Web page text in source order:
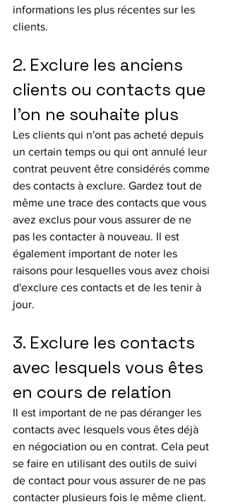
informations les plus récentes sur les
clients.
2. Exclure les anciens
clients ou contacts que
l'on ne souhaite plus
Les clients qui n'ont pas acheté depuis
un certain temps ou qui ont annulé leur
contrat peuvent être considérés comme
des contacts à exclure. Gardez tout de
même une trace des contacts que vous
avez exclus pour vous assurer de ne
pas les contacter à nouveau. Il est
également important de noter les
raisons pour lesquelles vous avez choisi
d'exclure ces contacts et de les tenir à
jour.
3. Exclure les contacts
avec lesquels vous êtes
en cours de relation
Il est important de ne pas déranger les
contacts avec lesquels vous êtes déjà
en négociation ou en contrat. Cela peut
se faire en utilisant des outils de suivi
de contact pour vous assurer de ne pas
contacter plusieurs fois le même client.